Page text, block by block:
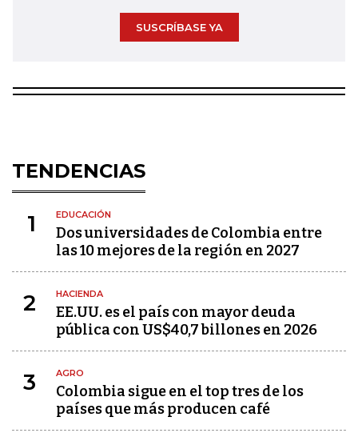
SUSCRÍBASE YA
TENDENCIAS
1 EDUCACIÓN
Dos universidades de Colombia entre
las 10 mejores de la región en 2027
2 HACIENDA
EE.UU. es el país con mayor deuda
pública con US$40,7 billones en 2026
3 AGRO
Colombia sigue en el top tres de los
países que más producen café